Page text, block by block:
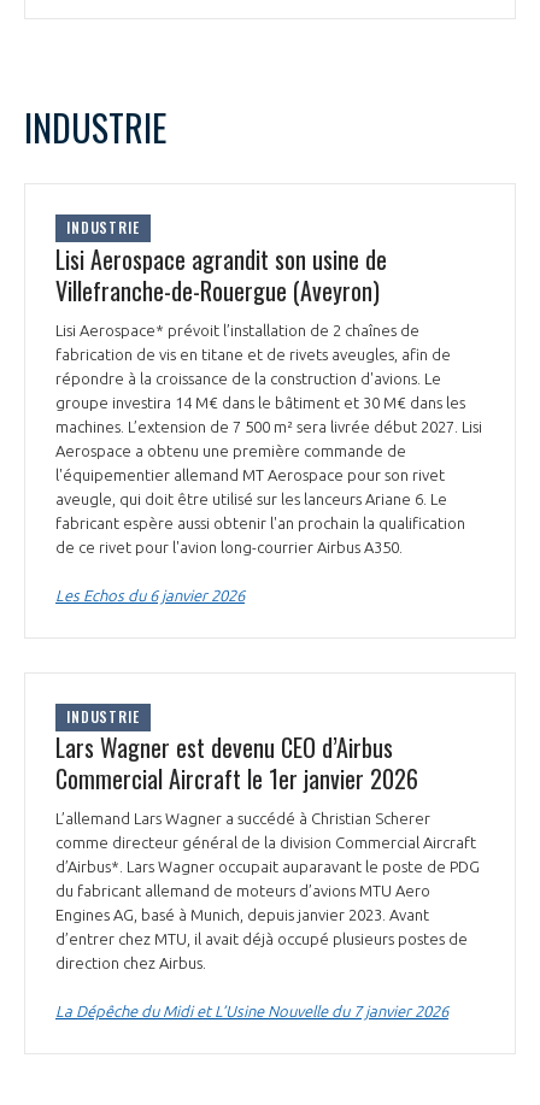
POURQUOI DEVENIR MEMBRE ?
PRENDRE CONTACT AVEC LE MÉDIATEUR DE LA FILIÈRE
CHIFFRES CLÉS
LES ENJEUX
COMPÉTITIVITÉ
EMPLOI & FORMATION
ENVIRONNEMENT
INNOVATION
LES PUBLICATIONS
DOCUMENTS & BROCHURES
RAPPORTS D'ACTIVITÉS
INDUSTRIE
INDUSTRIE
Lisi Aerospace agrandit son usine de
Villefranche-de-Rouergue (Aveyron)
Lisi Aerospace* prévoit l’installation de 2 chaînes de
fabrication de vis en titane et de rivets aveugles, afin de
répondre à la croissance de la construction d'avions. Le
groupe investira 14 M€ dans le bâtiment et 30 M€ dans les
machines. L’extension de 7 500 m² sera livrée début 2027. Lisi
Aerospace a obtenu une première commande de
l'équipementier allemand MT Aerospace pour son rivet
aveugle, qui doit être utilisé sur les lanceurs Ariane 6. Le
fabricant espère aussi obtenir l'an prochain la qualification
de ce rivet pour l'avion long-courrier Airbus A350.
Les Echos du 6 janvier 2026
INDUSTRIE
Lars Wagner est devenu CEO d’Airbus
Commercial Aircraft le 1er janvier 2026
L’allemand Lars Wagner a succédé à Christian Scherer
comme directeur général de la division Commercial Aircraft
d’Airbus*. Lars Wagner occupait auparavant le poste de PDG
du fabricant allemand de moteurs d’avions MTU Aero
Engines AG, basé à Munich, depuis janvier 2023. Avant
d’entrer chez MTU, il avait déjà occupé plusieurs postes de
direction chez Airbus.
La Dépêche du Midi et L’Usine Nouvelle du 7 janvier 2026